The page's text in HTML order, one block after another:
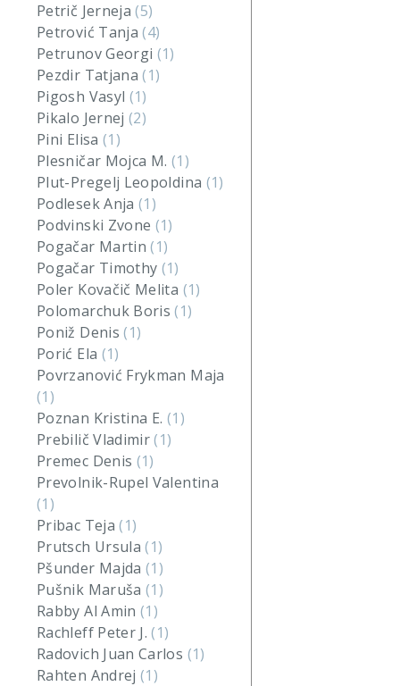
Petrič Jerneja(5)
Petrović Tanja(4)
Petrunov Georgi (1)
Pezdir Tatjana(1)
Pigosh Vasyl (1)
Pikalo Jernej(2)
Pini Elisa (1)
Plesničar Mojca M. (1)
Plut-Pregelj Leopoldina (1)
Podlesek Anja(1)
Podvinski Zvone (1)
Pogačar Martin(1)
Pogačar Timothy (1)
Poler Kovačič Melita (1)
Polomarchuk Boris(1)
Poniž Denis(1)
Porić Ela (1)
Povrzanović Frykman Maja
(1)
Poznan Kristina E. (1)
Prebilič Vladimir(1)
Premec Denis (1)
Prevolnik-Rupel Valentina
(1)
Pribac Teja(1)
Prutsch Ursula(1)
Pšunder Majda(1)
Pušnik Maruša(1)
Rabby Al Amin(1)
Rachleff Peter J.(1)
Radovich Juan Carlos (1)
Rahten Andrej(1)